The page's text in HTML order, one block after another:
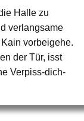
Halle zu
verlangsame
vorbeigehe.
der Tür, isst
Verpiss-dich-